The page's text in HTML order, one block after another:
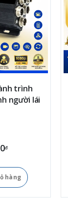
trình
người lái
đ
hàng